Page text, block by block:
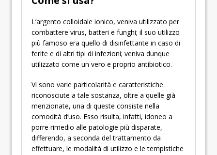
L’argento colloidale ionico, veniva utilizzato per
combattere virus, batteri e funghi; il suo utilizzo
più famoso era quello di disinfettante in caso di
ferite e di altri tipi di infezioni; veniva dunque
utilizzato come un vero e proprio antibiotico.
Vi sono varie particolarità e caratteristiche
riconosciute a tale sostanza, oltre a quelle già
menzionate, una di queste consiste nella
comodità d’uso. Esso risulta, infatti, idoneo a
porre rimedio alle patologie più disparate,
differendo, a seconda del trattamento da
effettuare, le modalità di utilizzo e le tempistiche